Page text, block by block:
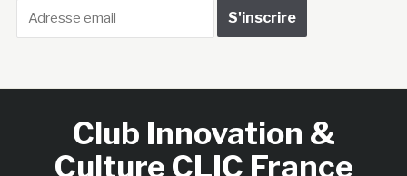
Club Innovation &
Culture CLIC France